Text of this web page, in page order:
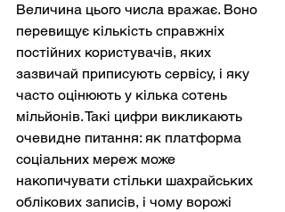
Величина цього числа вражає. Воно
перевищує кількість справжніх
постійних користувачів, яких
зазвичай приписують сервісу, і яку
часто оцінюють у кілька сотень
мільйонів. Такі цифри викликають
очевидне питання: як платформа
соціальних мереж може
накопичувати стільки шахрайських
облікових записів, і чому ворожі